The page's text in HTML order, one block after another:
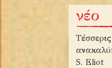
νέο
S. Eliot